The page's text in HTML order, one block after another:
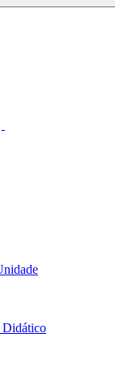
Didático